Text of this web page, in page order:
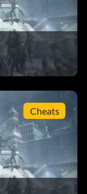
Cheats